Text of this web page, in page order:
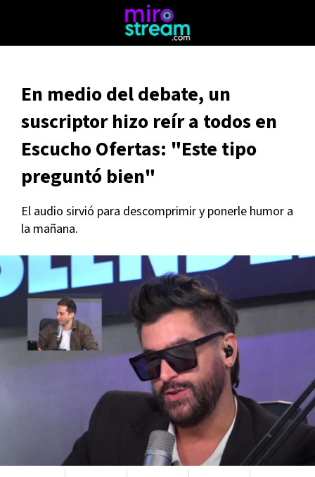
En medio del debate, un
suscriptor hizo reír a todos en
Escucho Ofertas: "Este tipo
preguntó bien"
El audio sirvió para descomprimir y ponerle humor a
la mañana.